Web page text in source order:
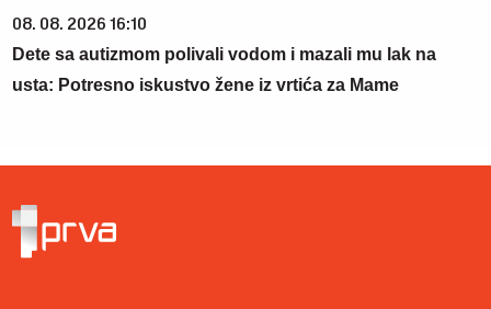
08. 08. 2026 16:10
Dete sa autizmom polivali vodom i mazali mu lak na
usta: Potresno iskustvo žene iz vrtića za Mame